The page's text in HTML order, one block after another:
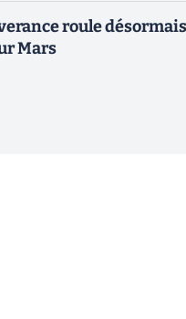
roule désormais
Mars